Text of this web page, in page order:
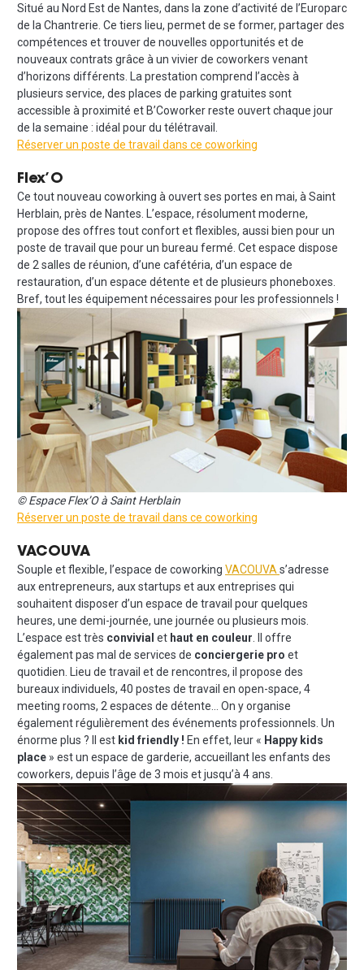
Situé au Nord Est de Nantes, dans la zone d’activité de l’Europarc
de la Chantrerie. Ce tiers lieu, permet de se former, partager des
compétences et trouver de nouvelles opportunités et de
nouveaux contrats grâce à un vivier de coworkers venant
d’horizons différents. La prestation comprend l’accès à
plusieurs service, des places de parking gratuites sont
accessible à proximité et B’Coworker reste ouvert chaque jour
de la semaine : idéal pour du télétravail.
Réserver un poste de travail dans ce coworking
Flex’O
Ce tout nouveau coworking à ouvert ses portes en mai, à Saint
Herblain, près de Nantes. L’espace, résolument moderne,
propose des offres tout confort et flexibles, aussi bien pour un
poste de travail que pour un bureau fermé. Cet espace dispose
de 2 salles de réunion, d’une cafétéria, d’un espace de
restauration, d’un espace détente et de plusieurs phoneboxes.
Bref, tout les équipement nécessaires pour les professionnels !
© Espace Flex’O à Saint Herblain
Réserver un poste de travail dans ce coworking
VACOUVA
Souple et flexible, l’espace de coworking VACOUVAs’adresse
aux entrepreneurs, aux startups et aux entreprises qui
souhaitent disposer d’un espace de travail pour quelques
heures, une demi-journée, une journée ou plusieurs mois.
L’espace est très convivial et haut en couleur. Il offre
également pas mal de services de conciergerie pro et
quotidien. Lieu de travail et de rencontres, il propose des
bureaux individuels, 40 postes de travail en open-space, 4
meeting rooms, 2 espaces de détente… On y organise
également régulièrement des événements professionnels. Un
énorme plus ? Il est kid friendly ! En effet, leur « Happy kids
place » est un espace de garderie, accueillant les enfants des
coworkers, depuis l’âge de 3 mois et jusqu’à 4 ans.